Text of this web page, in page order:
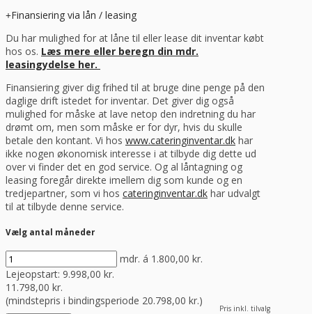
Finansiering via lån / leasing
Du har mulighed for at låne til eller lease dit inventar købt
hos os. Læs mere eller beregn din mdr.
leasingydelse her.
Finansiering giver dig frihed til at bruge dine penge på den
daglige drift istedet for inventar. Det giver dig også
mulighed for måske at lave netop den indretning du har
drømt om, men som måske er for dyr, hvis du skulle
betale den kontant. Vi hos www.cateringinventar.dk har
ikke nogen økonomisk interesse i at tilbyde dig dette ud
over vi finder det en god service. Og al låntagning og
leasing foregår direkte imellem dig som kunde og en
tredjepartner, som vi hos cateringinventar.dk har udvalgt
til at tilbyde denne service.
Vælg antal måneder
mdr. á 1.800,00 kr.
Lejeopstart: 9.998,00 kr.
11.798,00 kr.
(mindstepris i bindingsperiode 20.798,00 kr.)
Pris inkl. tilvalg